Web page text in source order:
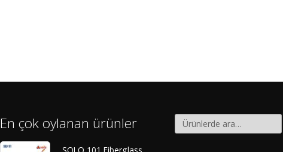
En çok oylanan ürünler